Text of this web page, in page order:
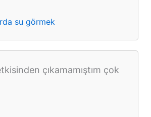
su görmek
çıkamamıştım çok